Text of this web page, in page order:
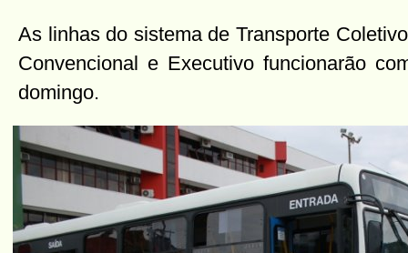
As linhas do sistema de Transporte
Convencional e Executivo funcionarão
domingo.